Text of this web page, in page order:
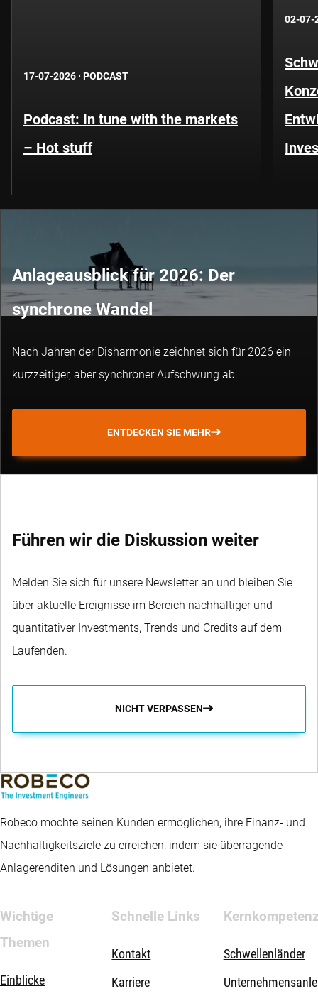
17-07-2026 · PODCAST
Podcast: In tune with the markets
– Hot stuff
02-07-
Anlageausblick für 2026: Der
synchrone Wandel
Nach Jahren der Disharmonie zeichnet sich für 2026 ein
kurzzeitiger, aber synchroner Aufschwung ab.
ENTDECKEN SIE MEHR
Führen wir die Diskussion weiter
Melden Sie sich für unsere Newsletter an und bleiben Sie
über aktuelle Ereignisse im Bereich nachhaltiger und
quantitativer Investments, Trends und Credits auf dem
Laufenden.
NICHT VERPASSEN
Robeco möchte seinen Kunden ermöglichen, ihre Finanz- und
Nachhaltigkeitsziele zu erreichen, indem sie überragende
Anlagerenditen und Lösungen anbietet.
Wichtige
Themen
Einblicke
Schnelle Links
Kontakt
Karriere
Schwellenländer